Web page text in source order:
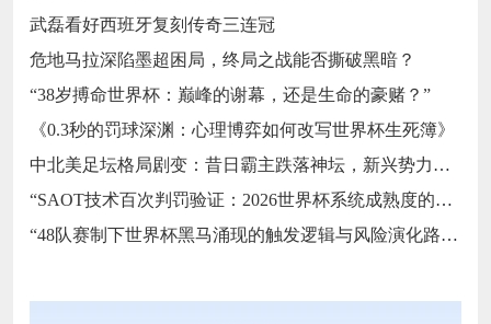
武磊看好西班牙复刻传奇三连冠
危地马拉深陷墨超困局，终局之战能否撕破黑暗？
“38岁搏命世界杯：巅峰的谢幕，还是生命的豪赌？”
《0.3秒的罚球深渊：心理博弈如何改写世界杯生死簿》
中北美足坛格局剧变：昔日霸主跌落神坛，新兴势力强势崛起
“SAOT技术百次判罚验证：2026世界杯系统成熟度的关键节点与演进路径”
“48队赛制下世界杯黑马涌现的触发逻辑与风险演化路径”